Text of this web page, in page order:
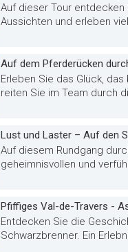
Auf dieser Tour
Aussichten und erleben
Auf dem Pferderücken
Erleben Sie das Glück,
reiten Sie im Team durch
Lust und Laster – Auf den
Auf diesem Rundgang
geheimnisvollen und
Pfiffiges Val-de-Travers -
Entdecken Sie die
Schwarzbrenner. Ein